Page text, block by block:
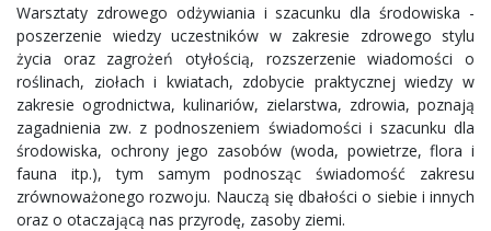
Warsztaty zdrowego odżywiania i szacunku dla środowiska -
poszerzenie wiedzy uczestników w zakresie zdrowego stylu
życia oraz zagrożeń otyłością, rozszerzenie wiadomości o
roślinach, ziołach i kwiatach, zdobycie praktycznej wiedzy w
zakresie ogrodnictwa, kulinariów, zielarstwa, zdrowia, poznają
zagadnienia zw. z podnoszeniem świadomości i szacunku dla
środowiska, ochrony jego zasobów (woda, powietrze, flora i
fauna itp.), tym samym podnosząc świadomość zakresu
zrównoważonego rozwoju. Nauczą się dbałości o siebie i innych
oraz o otaczającą nas przyrodę, zasoby ziemi.